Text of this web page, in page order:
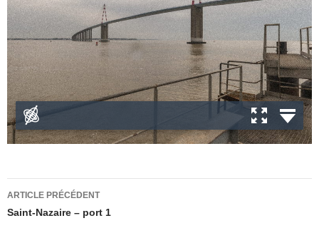
Navigation
des
ARTICLE PRÉCÉDENT
Saint-Nazaire – port 1